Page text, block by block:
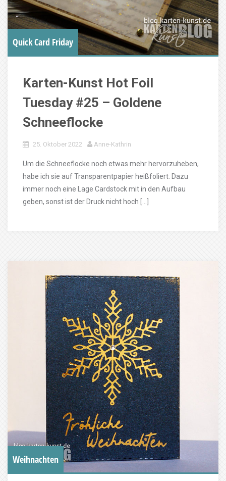
Quick Card Friday
Karten-Kunst Hot Foil
Tuesday #25 – Goldene
Schneeflocke
25. Oktober 2022 Anne-Kathrin
Um die Schneeflocke noch etwas mehr hervorzuheben,
habe ich sie auf Transparentpapier heißfoliert. Dazu
immer noch eine Lage Cardstock mit in den Aufbau
geben, sonst ist der Druck nicht hoch […]
Weihnachten